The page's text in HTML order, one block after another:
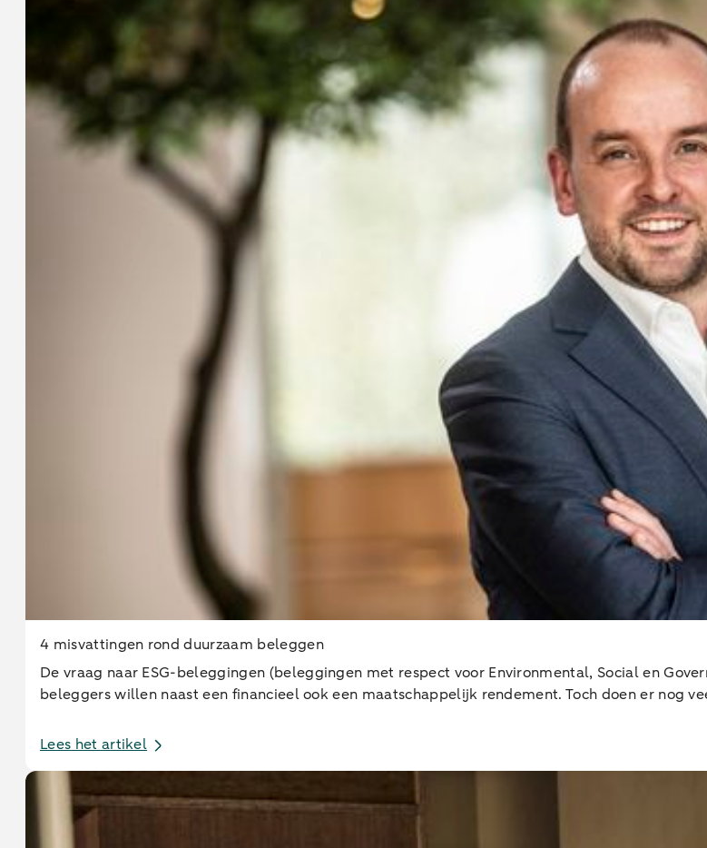
4 misvattingen rond duurzaam beleggen
De vraag naar ESG-beleggingen (beleggingen met respect voor Environmental, Social en
beleggers willen naast een financieel ook een maatschappelijk rendement. Toch doen er nog
Lees het artikel